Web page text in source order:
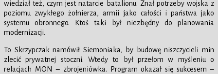
wiedział też, czym jest natarcie batalionu. Znał potrzeby wojska z
poziomu zwykłego żołnierza, armii jako całości i państwa jako
systemu obronnego. Ktoś taki był niezbędny do planowania
modernizacji.
To Skrzypczak namówił Siemoniaka, by budowę niszczycieli min
zlecić prywatnej stoczni. Wtedy to był przełom w myśleniu o
relacjach MON – zbrojeniówka. Program okazał się sukcesem –